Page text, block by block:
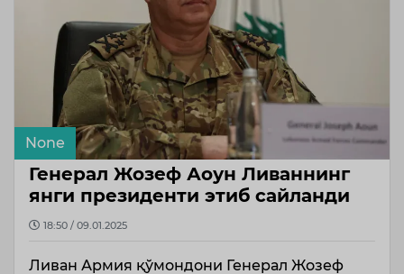
None
Генерал Жозеф Аоун Ливаннинг
янги президенти этиб сайланди
18:50 / 09.01.2025
Ливан Армия қўмондони Генерал Жозеф